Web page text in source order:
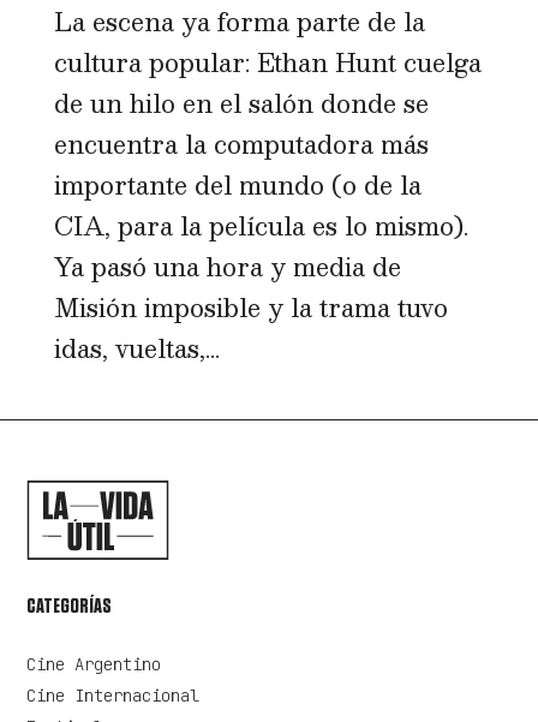
La escena ya forma parte de la
cultura popular: Ethan Hunt cuelga
de un hilo en el salón donde se
encuentra la computadora más
importante del mundo (o de la
CIA, para la película es lo mismo).
Ya pasó una hora y media de
Misión imposible y la trama tuvo
idas, vueltas,...
CATEGORÍAS
Cine Argentino
Cine Internacional